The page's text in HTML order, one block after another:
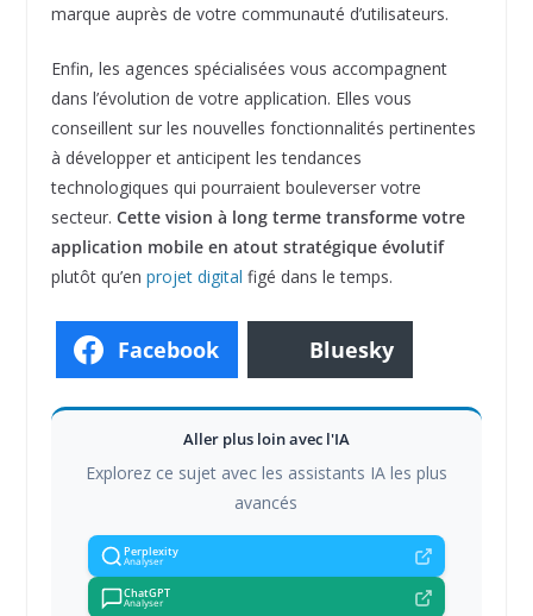
marque auprès de votre communauté d’utilisateurs.
Enfin, les agences spécialisées vous accompagnent
dans l’évolution de votre application. Elles vous
conseillent sur les nouvelles fonctionnalités pertinentes
à développer et anticipent les tendances
technologiques qui pourraient bouleverser votre
secteur. Cette vision à long terme transforme votre
application mobile en atout stratégique évolutif
plutôt qu’en projet digital figé dans le temps.
Facebook Bluesky
Aller plus loin avec l'IA
Explorez ce sujet avec les assistants IA les plus
avancés
Perplexity
Analyser
ChatGPT
Analyser